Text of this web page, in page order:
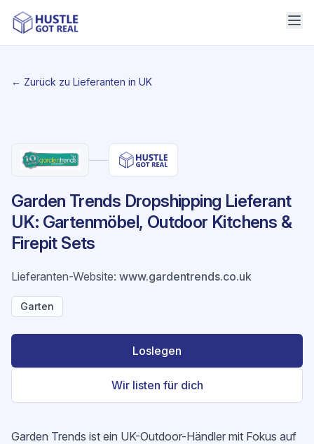
← Zurück zu Lieferanten in UK
Garden Trends Dropshipping Lieferant
UK: Gartenmöbel, Outdoor Kitchens &
Firepit Sets
Lieferanten-Website: www.gardentrends.co.uk
Garten
Loslegen
Wir listen für dich
Garden Trends ist ein UK-Outdoor-Händler mit Fokus auf